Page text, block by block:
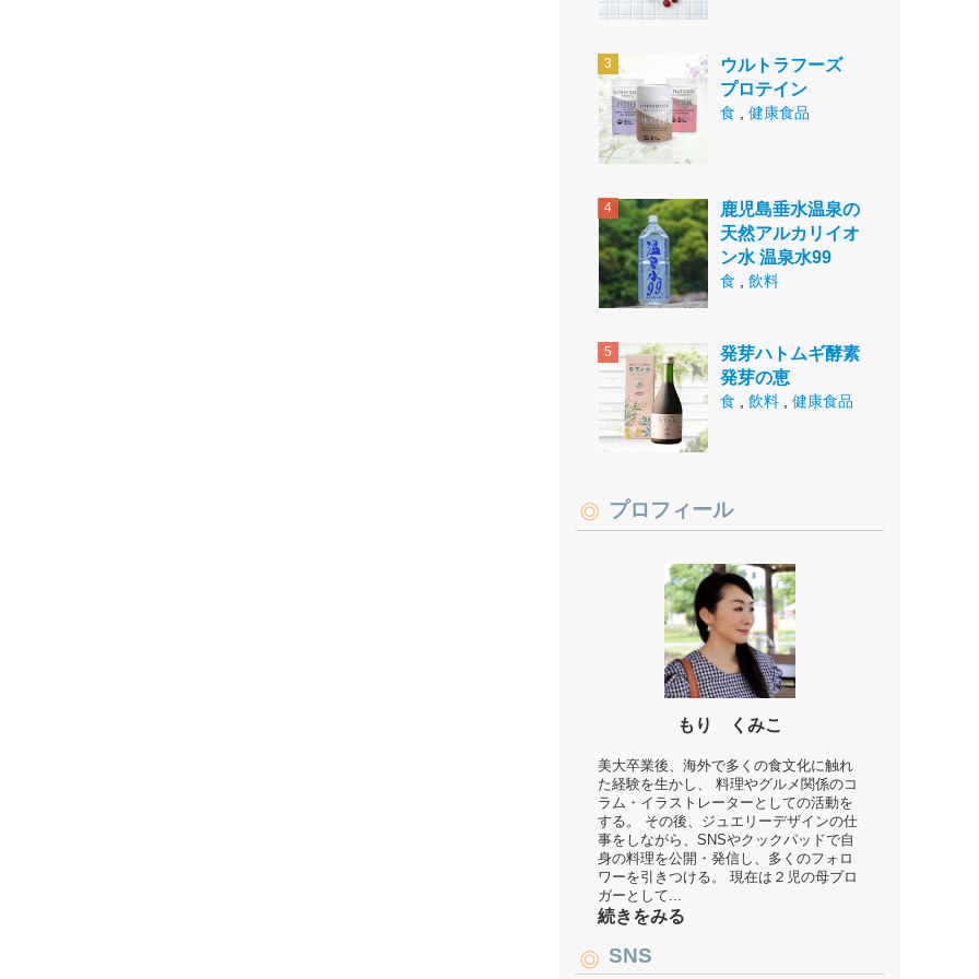
ウルトラフーズ
プロテイン
食 健康食品
鹿児島垂水温泉の
天然アルカリイオ
ン水 温泉水99
食 飲料
発芽ハトムギ酵素
発芽の恵
食 飲料 健康食品
プロフィール
もり くみこ
美大卒業後、海外で多くの食文化に触れ
た経験を生かし、 料理やグルメ関係のコ
ラム・イラストレーターとしての活動を
する。 その後、ジュエリーデザインの仕
事をしながら、SNSやクックパッドで自
身の料理を公開・発信し、多くのフォロ
ワーを引きつける。 現在は２児の母ブロ
ガーとして...
続きをみる
SNS